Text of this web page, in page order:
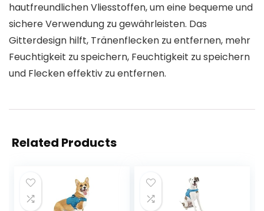
hautfreundlichen Vliesstoffen, um eine bequeme und
sichere Verwendung zu gewährleisten. Das
Gitterdesign hilft, Tränenflecken zu entfernen, mehr
Feuchtigkeit zu speichern, Feuchtigkeit zu speichern
und Flecken effektiv zu entfernen.
Related Products